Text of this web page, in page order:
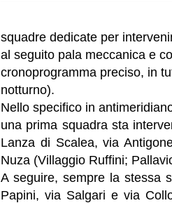
squadre dedicate per
al seguito pala meccanica e
cronoprogramma preciso, in
notturno).
Nello specifico in
una prima squadra sta
Lanza di Scalea, via
Nuza (Villaggio Ruffini;
A seguire, sempre la stessa
Papini, via Salgari e via